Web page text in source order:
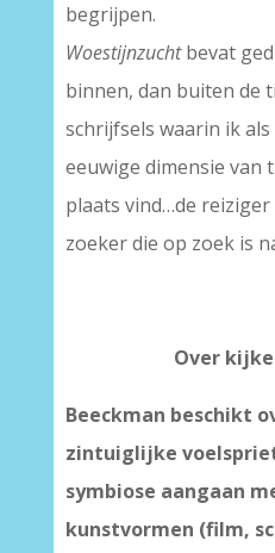
begrijpen.
Woestijnzuchtbevat
binnen, dan buiten de
schrijfsels waarin ik
eeuwige dimensie van
plaats vind…de
zoeker die op zoek is
Over
Beeckman beschikt
zintuiglijke
symbiose aangaan
kunstvormen (film,